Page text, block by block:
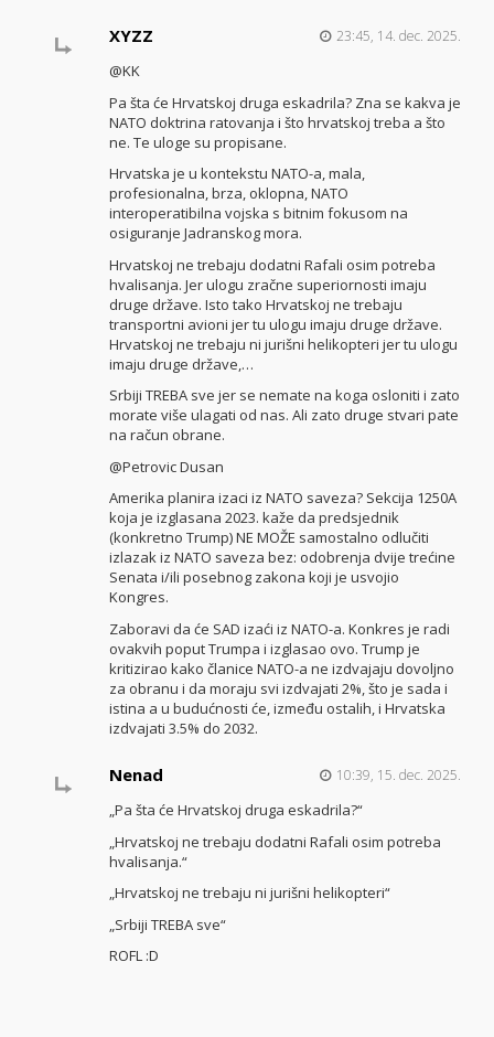
XYZZ 23:45, 14. dec. 2025.
@KK
Pa šta će Hrvatskoj druga eskadrila? Zna se kakva je
NATO doktrina ratovanja i što hrvatskoj treba a što
ne. Te uloge su propisane.
Hrvatska je u kontekstu NATO-a, mala,
profesionalna, brza, oklopna, NATO
interoperatibilna vojska s bitnim fokusom na
osiguranje Jadranskog mora.
Hrvatskoj ne trebaju dodatni Rafali osim potreba
hvalisanja. Jer ulogu zračne superiornosti imaju
druge države. Isto tako Hrvatskoj ne trebaju
transportni avioni jer tu ulogu imaju druge države.
Hrvatskoj ne trebaju ni jurišni helikopteri jer tu ulogu
imaju druge države,…
Srbiji TREBA sve jer se nemate na koga osloniti i zato
morate više ulagati od nas. Ali zato druge stvari pate
na račun obrane.
@Petrovic Dusan
Amerika planira izaci iz NATO saveza? Sekcija 1250A
koja je izglasana 2023. kaže da predsjednik
(konkretno Trump) NE MOŽE samostalno odlučiti
izlazak iz NATO saveza bez: odobrenja dvije trećine
Senata i/ili posebnog zakona koji je usvojio
Kongres.
Zaboravi da će SAD izaći iz NATO-a. Konkres je radi
ovakvih poput Trumpa i izglasao ovo. Trump je
kritizirao kako članice NATO-a ne izdvajaju dovoljno
za obranu i da moraju svi izdvajati 2%, što je sada i
istina a u budućnosti će, između ostalih, i Hrvatska
izdvajati 3.5% do 2032.
Nenad 10:39, 15. dec. 2025.
„Pa šta će Hrvatskoj druga eskadrila?“
„Hrvatskoj ne trebaju dodatni Rafali osim potreba
hvalisanja.“
„Hrvatskoj ne trebaju ni jurišni helikopteri“
„Srbiji TREBA sve“
ROFL :D